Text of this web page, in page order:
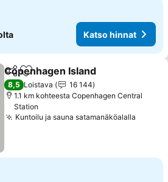
Katso hinnat
Jaa Lisää suosikkeihin
Copenhagen Island
8,5 Loistava
16 144
1.1 km kohteesta Copenhagen Central
Station
Kuntoilu ja sauna satamanäköalalla